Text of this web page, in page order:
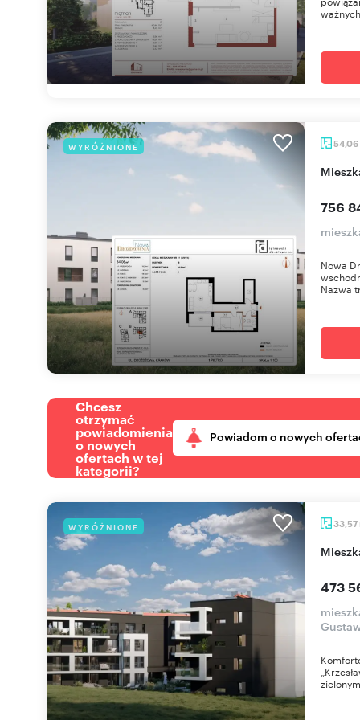
WYRÓŻNIONE 54,06
756
Nowa
Nazwa
Chcesz
otrzymać
powiadomienia
o nowych
ofertach w tej
kategorii?
Powiadom o nowych
WYRÓŻNIONE 33,57
473